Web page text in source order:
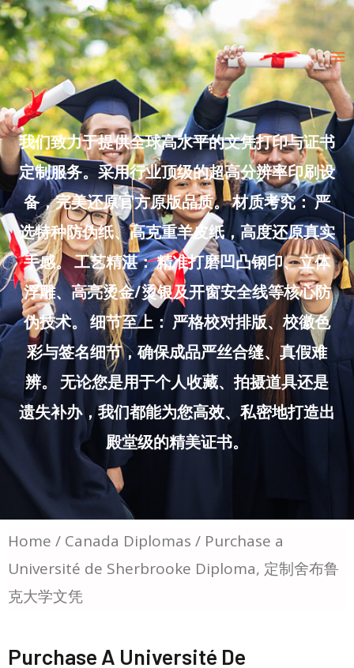
Skip
to
content
我们致力于提供全球高水平的文凭打印与证书
定制服务。采用行业顶级的超高分辨率印刷设
备，完美还原官方原版品质。 材质考究： 严
选特种防伪纸、高克重羊皮纸，高度还原真实
手感。 工艺精湛： 精准打磨凹凸钢印、立体
浮雕、高亮烫金/烫银及开窗安全线等核心防
伪技术。 细节至上： 严格校对排版、校徽色
彩与签名细节，确保成品严丝合缝、真假难
辨。 无论您是用于个人收藏、拍摄道具还是
遗失补办，我们都能为您高效、私密地打造出
殿堂级的精美证书。
Home / Canada Diplomas / Purchase a
Université de Sherbrooke Diploma, 定制舍布鲁
克大学文凭
Purchase A Université De